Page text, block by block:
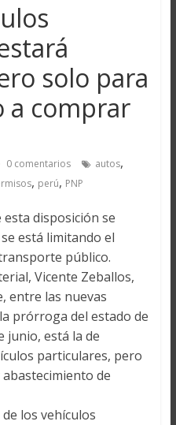
solo para
a comprar
0 comentarios autos,
, perú, PNP
disposición se
está limitando el
público.
Vicente Zeballos,
entre las nuevas
prórroga del estado de
junio, está la de
particulares, pero
de
los vehículos